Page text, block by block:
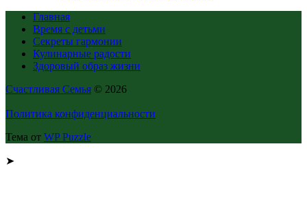
Главная
Время с детьми
Секреты гармонии
Кулинарные радости
Здоровый образ жизни
Счастливая Семья © 2026
Политика конфиденциальности
Тема от WP Puzzle
➤